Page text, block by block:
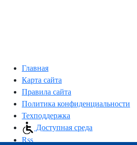
Главная
Карта сайта
Правила сайта
Политика конфиденциальности
Техподдержка
Доступная среда
Rss